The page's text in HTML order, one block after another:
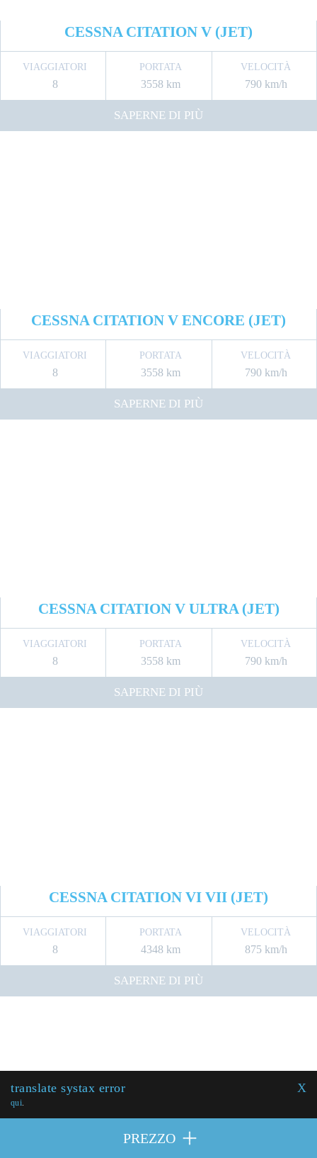
PREZZO
PREZZO
CESSNA CITATION V (JET)
VIAGGIATORI
8
PORTATA
3558 km
VELOCITÀ
790 km/h
SAPERNE DI PIÙ
CESSNA CITATION V ENCORE (JET)
VIAGGIATORI
8
PORTATA
3558 km
VELOCITÀ
790 km/h
SAPERNE DI PIÙ
CESSNA CITATION V ULTRA (JET)
VIAGGIATORI
8
PORTATA
3558 km
VELOCITÀ
790 km/h
SAPERNE DI PIÙ
CESSNA CITATION VI VII (JET)
VIAGGIATORI
8
PORTATA
4348 km
VELOCITÀ
875 km/h
SAPERNE DI PIÙ
X
translate systax error
qui.